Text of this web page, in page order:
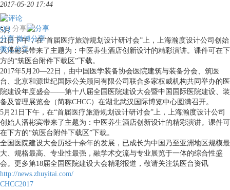
2017-05-20 17:44
分享
QQ
分享 微博分享
微信分享
5月
21日下午，在“首届医疗旅游规划设计研讨会”上，上海瀚度设计公司创始
人潘彬宾带来了主题为：中医养生酒店创新设计的精彩演讲。课件可在下
方的“筑医台附件下载区”下载。
2017年5月20—22日，由中国医学装备协会医院建筑与装备分会、筑医
台、北京和源世纪国际公关顾问有限公司联合多家权威机构共同举办的医
院建设年度盛会——第十八届全国医院建设大会暨中国国际医院建设、装
备及管理展览会（简称CHCC）在湖北武汉国际博览中心圆满召开。
5月21日下午，在“首届医疗旅游规划设计研讨会”上，上海瀚度设计公司
创始人潘彬宾带来了主题为：中医养生酒店创新设计的精彩演讲。课件可
在下方的“筑医台附件下载区”下载。
全国医院建设大会历经十余年的发展，已成长为中国乃至亚洲地区规模最
大、规格最高、专业性最强，融学术交流与专业展览于一体的综合性盛
会。更多第18届全国医院建设大会精彩报道，敬请关注筑医台资讯
http://news.zhuyitai.com/
CHCC2017